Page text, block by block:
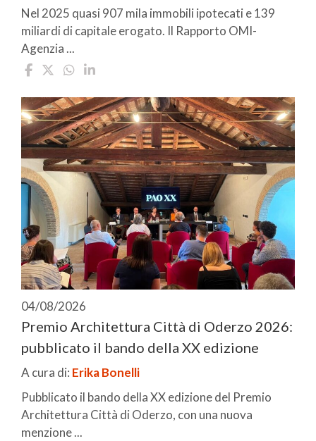
Nel 2025 quasi 907 mila immobili ipotecati e 139
miliardi di capitale erogato. Il Rapporto OMI-
Agenzia ...
04/08/2026
Premio Architettura Città di Oderzo 2026:
pubblicato il bando della XX edizione
A cura di: Erika Bonelli
Pubblicato il bando della XX edizione del Premio
Architettura Città di Oderzo, con una nuova
menzione ...